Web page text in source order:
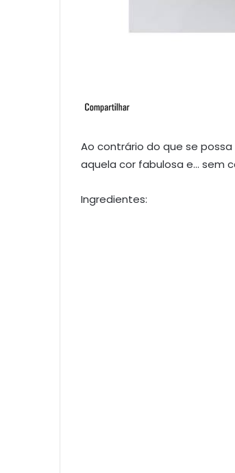
Ao contrário do que se
aquela cor fabulosa e… sem
Ingredientes: